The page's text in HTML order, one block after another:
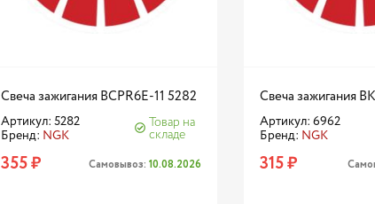
Свеча зажигания BCPR6E-11 5282
Артикул: 5282
Бренд: NGK
Товар на
складе
355 ₽ Самовывоз: 10.08.2026
Свеча зажигания
Артикул: 6962
Бренд: NGK
315 ₽